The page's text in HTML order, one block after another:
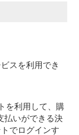
スを利用でき
を利用して、購
払いができる決
でログインす